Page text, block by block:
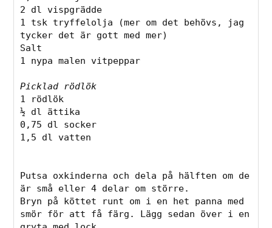
2 dl vispgrädde
1 tsk tryffelolja (mer om det behövs, jag
tycker det är gott med mer)
Salt
1 nypa malen vitpeppar
Picklad rödlök
1 rödlök
½ dl ättika
0,75 dl socker
1,5 dl vatten
Putsa oxkinderna och dela på hälften om de
är små eller 4 delar om större.
Bryn på köttet runt om i en het panna med
smör för att få färg. Lägg sedan över i en